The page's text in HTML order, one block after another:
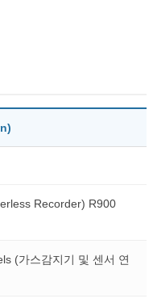
Recorder) R900
(가스감지기 및 센서 연